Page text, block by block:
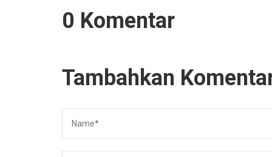
0 Komentar
Tambahkan